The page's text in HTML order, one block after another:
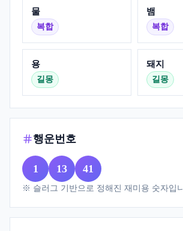
물
복합
뱀
복합
용
길몽
돼지
길몽
행운번호
1 13 41
※ 슬러그 기반으로 정해진 재미용 숫자입